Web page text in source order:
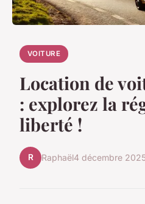
VOITURE
Location de
: explorez la
liberté !
R Raphaël4 décembre